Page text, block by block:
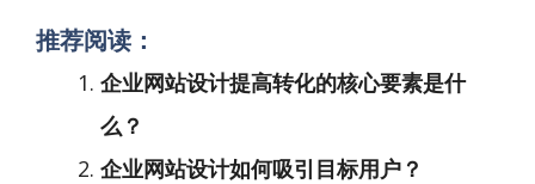
推荐阅读：
企业网站设计提高转化的核心要素是什
么？
企业网站设计如何吸引目标用户？